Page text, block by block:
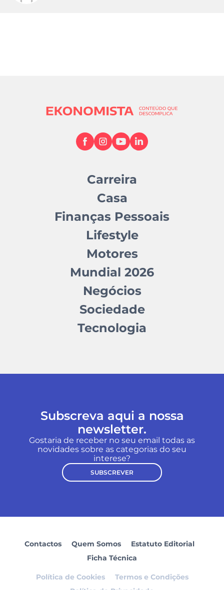
Carreira
Casa
Finanças Pessoais
Lifestyle
Motores
Mundial 2026
Negócios
Sociedade
Tecnologia
Subscreva aqui a nossa
newsletter.
Gostaria de receber no seu email todas as
novidades sobre as categorias do seu
interese?
SUBSCREVER
Contactos Quem Somos
Estatuto Editorial
Ficha Técnica
Política de Cookies
Termos e Condições